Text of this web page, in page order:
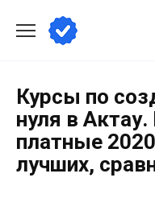
Курсы по
нуля в
платные
лучших,